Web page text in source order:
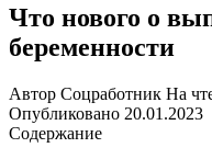
Что нового о
беременности
Автор Соцработник На
Опубликовано 20.01.2023
Содержание